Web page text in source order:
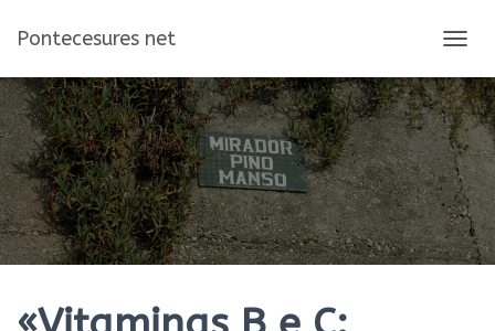
Pontecesures net
A
M
B
I
A
R
M
O
D
O